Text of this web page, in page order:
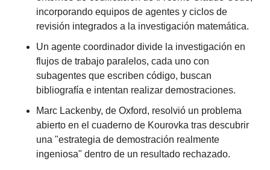
incorporando equipos de agentes y ciclos de
revisión integrados a la investigación matemática.
Un agente coordinador divide la investigación en
flujos de trabajo paralelos, cada uno con
subagentes que escriben código, buscan
bibliografía e intentan realizar demostraciones.
Marc Lackenby, de Oxford, resolvió un problema
abierto en el cuaderno de Kourovka tras descubrir
una "estrategia de demostración realmente
ingeniosa" dentro de un resultado rechazado.